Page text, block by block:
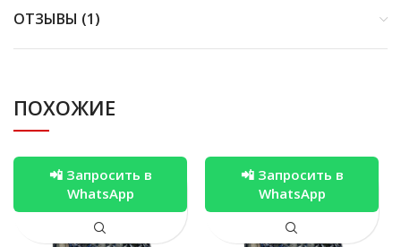
ОТЗЫВЫ (1)
ПОХОЖИЕ
📲 Запросить в
WhatsApp
📲 Запросить в
WhatsApp